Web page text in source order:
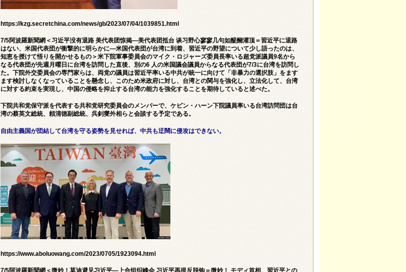
https://kzg.secretchina.com/news/gb/2023/07/04/1039851.html
7/5阿波羅新聞網＜习近平没有退路 美代表团惊揭—美代表团抵台 谈习野心寥寥几句如醍醐灌顶＝習近平に退路
はない、米国代表団が衝撃的に明らかに—米国代表団が台湾に到着、習近平の野望について少し語ったのは、
知恵を授けて悟りを開かせるもの＞米下院軍事委員会のマイク・ロジャーズ委員長率いる超党派議員9名から
なる代表団が先週月曜日に台湾を訪問した直後、別の6 人の米国議会議員からなる代表団が7/3に台湾を訪問し
た。下院外交委員会の専門家らは、両党の議員は習近平率いる中共が統一に向けて「非暴力の選択肢」をます
ます検討しなくなっていることを懸念し、このため米政府に対し、台湾との関与を強化し、立法化して、台湾
に対する約束を実現し、中国の侵略を抑止する台湾の能力を強化することを期待していると述べた。
下院共和党保守派を代表する共和党研究委員会のメンバーで、ケビン・ハーン下院議員率いる台湾訪問団は台
湾の蔡英文総統、頼清徳副総統、呉釗燮外相らと会談する予定である。
自由主義国が団結して台湾を守る姿勢を見せれば、中共も迂闊に侵攻はできない。
https://www.aboluowang.com/2023/0705/1923094.html
7/5阿波羅新聞網＜微妙！莫迪避见习近平—上合组织峰会 习近平再提反脱钩＝微妙！ モディ首相、習近平との